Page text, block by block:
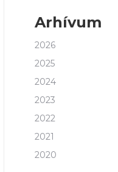
Arhívum
2026
2025
2024
2023
2022
2021
2020